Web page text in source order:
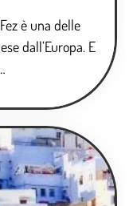
è una delle
dall’Europa. E